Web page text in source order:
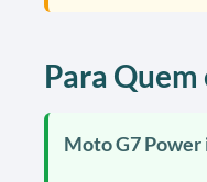
Para
Moto G7 Power